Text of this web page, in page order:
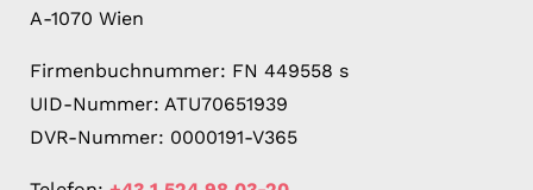
A-1070 Wien
Firmenbuchnummer: FN 449558 s
UID-Nummer: ATU70651939
DVR-Nummer: 0000191-V365